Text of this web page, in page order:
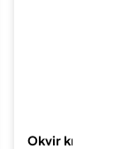
Okvir kreveta